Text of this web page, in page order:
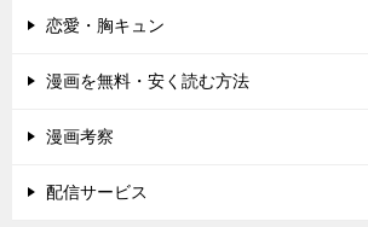
恋愛・胸キュン
漫画を無料・安く読む方法
漫画考察
配信サービス